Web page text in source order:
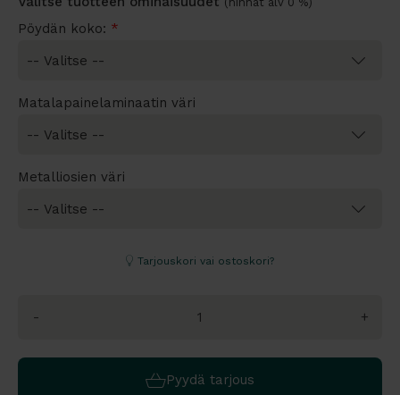
Pöydän koko: *
Matalapainelaminaatin väri
Metalliosien väri
Tarjouskori vai ostoskori?
- +
Pyydä tarjous